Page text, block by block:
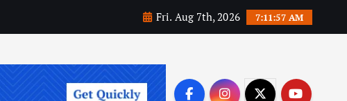
Fri. Aug 7th, 2026 7:11:58 AM